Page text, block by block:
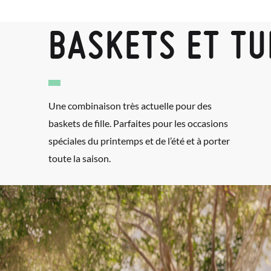
BASKETS ET
Une combinaison très actuelle pour des
baskets de fille. Parfaites pour les occasions
spéciales du printemps et de l’été et à porter
toute la saison.